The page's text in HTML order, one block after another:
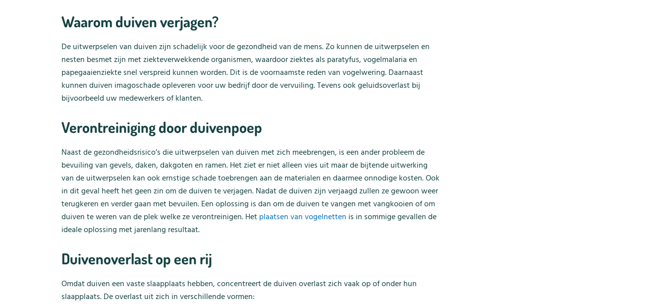
Waarom duiven verjagen?
De uitwerpselen van duiven zijn schadelijk voor de gezondheid van de mens. Zo kunnen de uitwerpselen en
nesten besmet zijn met ziekteverwekkende organismen, waardoor ziektes als paratyfus, vogelmalaria en
papegaaienziekte snel verspreid kunnen worden. Dit is de voornaamste reden van vogelwering. Daarnaast
kunnen duiven imagoschade opleveren voor uw bedrijf door de vervuiling. Tevens ook geluidsoverlast bij
bijvoorbeeld uw medewerkers of klanten.
Verontreiniging door duivenpoep
Naast de gezondheidsrisico’s die uitwerpselen van duiven met zich meebrengen, is een ander probleem de
bevuiling van gevels, daken, dakgoten en ramen. Het ziet er niet alleen vies uit maar de bijtende uitwerking
van de uitwerpselen kan ook ernstige schade toebrengen aan de materialen en daarmee onnodige kosten. Ook
in dit geval heeft het geen zin om de duiven te verjagen. Nadat de duiven zijn verjaagd zullen ze gewoon weer
terugkeren en verder gaan met bevuilen. Een oplossing is dan om de duiven te vangen met vangkooien of om
duiven te weren van de plek welke ze verontreinigen. Hetplaatsen van vogelnetten is in sommige gevallen de
ideale oplossing met jarenlang resultaat.
Duivenoverlast op een rij
Omdat duiven een vaste slaapplaats hebben, concentreert de duiven overlast zich vaak op of onder hun
slaapplaats. De overlast uit zich in verschillende vormen: